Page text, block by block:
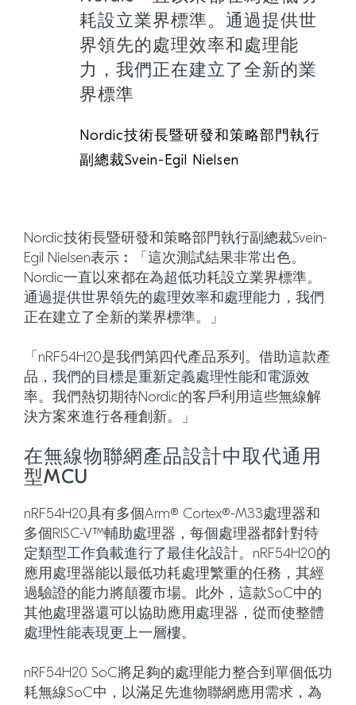
耗設立業界標準。通過提供世
界領先的處理效率和處理能
力，我們正在建立了全新的業
界標準
Nordic技術長暨研發和策略部門執行
副總裁Svein-Egil Nielsen
Nordic技術長暨研發和策略部門執行副總裁Svein-
Egil Nielsen表示︰「這次測試結果非常出色。
Nordic一直以來都在為超低功耗設立業界標準。
通過提供世界領先的處理效率和處理能力，我們
正在建立了全新的業界標準。」
「nRF54H20是我們第四代產品系列。借助這款產
品，我們的目標是重新定義處理性能和電源效
率。我們熱切期待Nordic的客戶利用這些無線解
決方案來進行各種創新。」
在無線物聯網產品設計中取代通用
型MCU
nRF54H20具有多個Arm® Cortex®-M33處理器和
多個RISC-V™輔助處理器，每個處理器都針對特
定類型工作負載進行了最佳化設計。nRF54H20的
應用處理器能以最低功耗處理繁重的任務，其經
過驗證的能力將顛覆市場。此外，這款SoC中的
其他處理器還可以協助應用處理器，從而使整體
處理性能表現更上一層樓。
nRF54H20 SoC將足夠的處理能力整合到單個低功
耗無線SoC中，以滿足先進物聯網應用需求，為